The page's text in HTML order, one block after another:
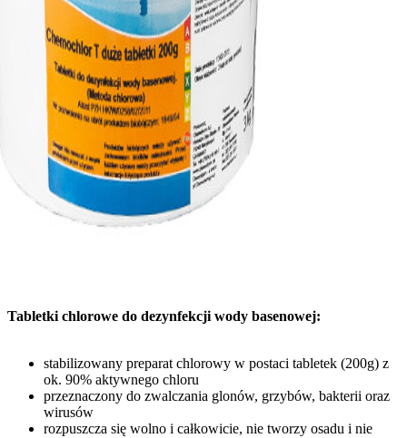
Tabletki chlorowe do dezynfekcji wody basenowej:
stabilizowany preparat chlorowy w postaci tabletek (200g) z
ok. 90% aktywnego chloru
przeznaczony do zwalczania glonów, grzybów, bakterii oraz
wirusów
rozpuszcza się wolno i całkowicie, nie tworzy osadu i nie